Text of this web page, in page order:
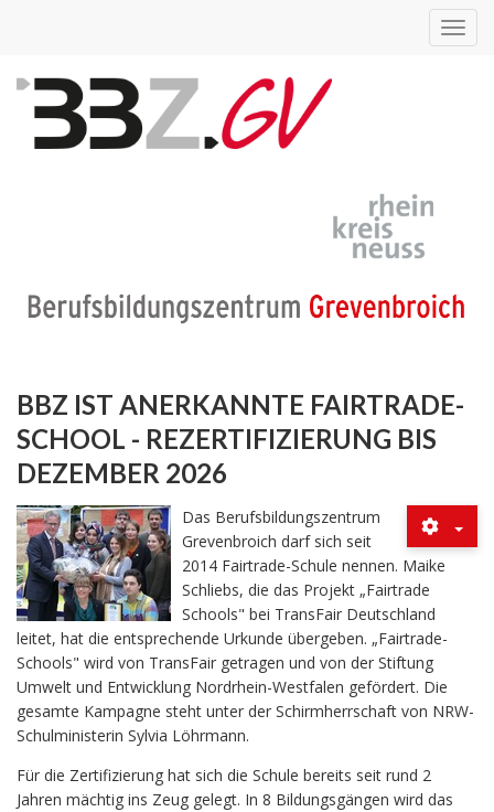
BBZ IST ANERKANNTE FAIRTRADE-
SCHOOL - REZERTIFIZIERUNG BIS
DEZEMBER 2026
Das Berufsbildungszentrum
Grevenbroich darf sich seit
2014 Fairtrade-Schule nennen. Maike
Schliebs, die das Projekt „Fairtrade
Schools" bei TransFair Deutschland
leitet, hat die entsprechende Urkunde übergeben. „Fairtrade-
Schools" wird von TransFair getragen und von der Stiftung
Umwelt und Entwicklung Nordrhein-Westfalen gefördert. Die
gesamte Kampagne steht unter der Schirmherrschaft von NRW-
Schulministerin Sylvia Löhrmann.
Für die Zertifizierung hat sich die Schule bereits seit rund 2
Jahren mächtig ins Zeug gelegt. In 8 Bildungsgängen wird das